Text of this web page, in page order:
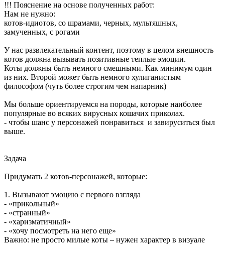
!!! Пояснение на основе полученных работ:
Нам не нужно:
котов-идиотов, со шрамами, черных, мультяшных,
замученных, с рогами
У нас развлекательный контент, поэтому в целом внешность
котов должна вызывать позитивные теплые эмоции.
Коты должны быть немного смешными. Как минимум один
из них. Второй может быть немного хулиганистым
философом (чуть более строгим чем напарник)
Мы больше ориентируемся на породы, которые наиболее
популярные во всяких вирусных кошачих приколах.
- чтобы шанс у персонажей понравиться и завируситься был
выше.
Задача
Придумать 2 котов-персонажей, которые:
1. Вызывают эмоцию с первого взгляда
- «прикольный»
- «странный»
- «харизматичный»
- «хочу посмотреть на него еще»
Важно: не просто милые коты – нужен характер в визуале